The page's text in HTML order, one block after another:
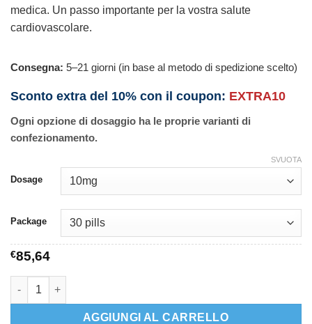
medica. Un passo importante per la vostra salute
cardiovascolare.
Consegna: 5–21 giorni (in base al metodo di spedizione scelto)
Sconto extra del 10% con il coupon: EXTRA10
Ogni opzione di dosaggio ha le proprie varianti di
confezionamento.
Dosage
Package
SVUOTA
€85,64
Rosuvastatin quantità
AGGIUNGI AL CARRELLO